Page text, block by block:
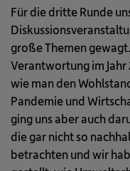
Für die dritte Runde
große Themen
Verantwortung im
wie man den
Pandemie und
ging uns aber auch
die gar nicht so
betrachten und wir